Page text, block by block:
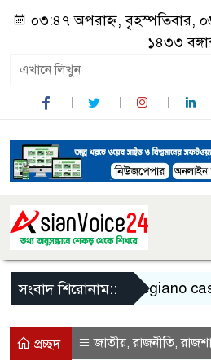
০৩:৪৭ অপরাহ্ন, বৃহস্পতিবার,
১৪৩৩
সংবাদ শিরোনাম::Legiano
প্রচ্ছদ জাতীয়,রাজনীতি,